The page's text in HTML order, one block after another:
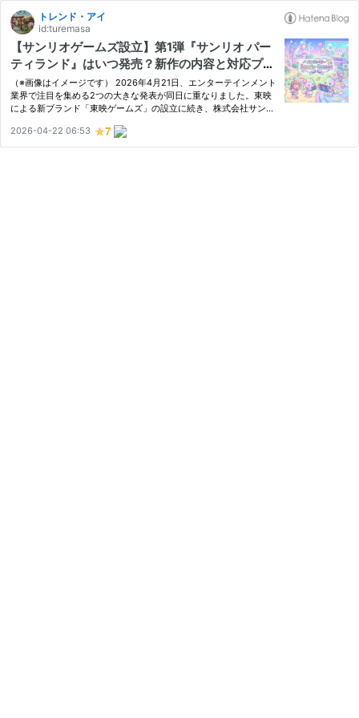
トレンド・アイ
id:turemasa
【サンリオゲームズ設立】第1弾『サンリオ パー
ティランド』はいつ発売？新作の内容と対応プラ
ットフォームについて
（※画像はイメージです） 2026年4月21日、エンターテインメント
業界で注目を集める2つの大きな発表が同日に重なりました。東映
による新ブランド「東映ゲームズ」の設立に続き、株式会社サンリ
mes（サンリオゲームズ）」の立ち上げを発表したのです。 長
年、他…
2026-04-22 06:53